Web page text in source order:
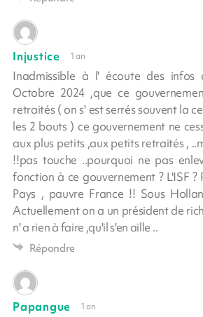
Injustice 1 an
Inadmissible à l' écoute des infos
Octobre 2024 ,que ce
retraités ( on s' est serrés souvent la
les 2 bouts ) ce gouvernement ne
aux plus petits ,aux petits retraités ,
!!pas touche ..pourquoi ne pas
fonction à ce gouvernement ? L'ISF ?
Pays , pauvre France !! Sous
Actuellement on a un président de
n' a rien à faire ,qu'il s'en aille ..
Répondre
Papangue 1 an